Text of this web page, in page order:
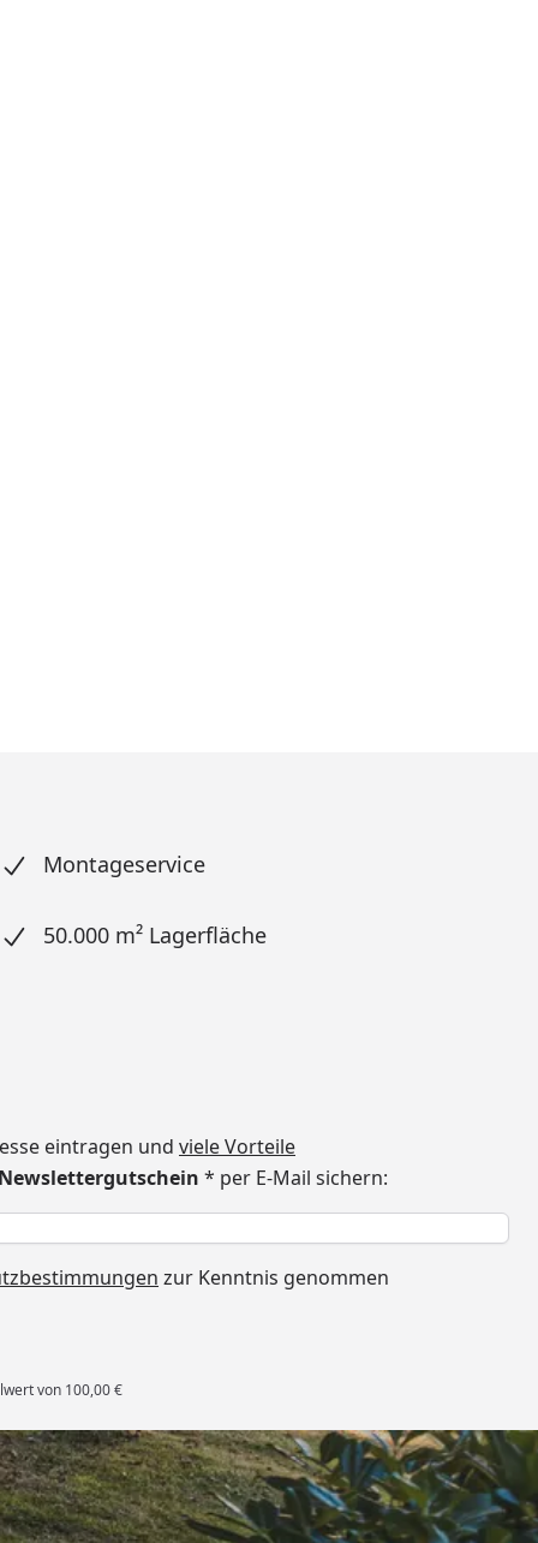
Montageservice
50.000 m² Lagerfläche
eintragen und viele Vorteile
* per E-Mail sichern:
zur Kenntnis genommen
von 100,00 €